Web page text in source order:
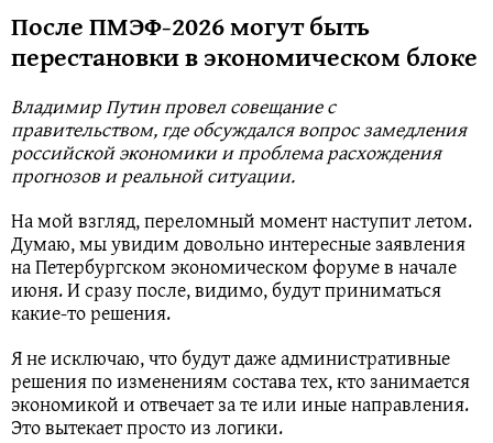
После ПМЭФ-2026 могут быть
перестановки в экономическом блоке
Владимир Путин провел совещание с
правительством, где обсуждался вопрос замедления
российской экономики и проблема расхождения
прогнозов и реальной ситуации.
На мой взгляд, переломный момент наступит летом.
Думаю, мы увидим довольно интересные заявления
на Петербургском экономическом форуме в начале
июня. И сразу после, видимо, будут приниматься
какие-то решения.
Я не исключаю, что будут даже административные
решения по изменениям состава тех, кто занимается
экономикой и отвечает за те или иные направления.
Это вытекает просто из логики.